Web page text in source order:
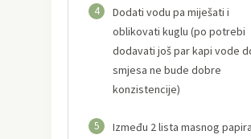
4
Dodati vodu pa miješati i
oblikovati kuglu (po potrebi
dodavati još par kapi vode
smjesa ne bude dobre
konzistencije)
5
Između 2 lista masnog